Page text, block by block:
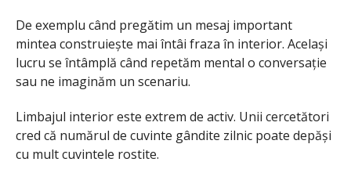
De exemplu când pregătim un mesaj important
mintea construiește mai întâi fraza în interior. Același
lucru se întâmplă când repetăm mental o conversație
sau ne imaginăm un scenariu.
Limbajul interior este extrem de activ. Unii cercetători
cred că numărul de cuvinte gândite zilnic poate depăși
cu mult cuvintele rostite.